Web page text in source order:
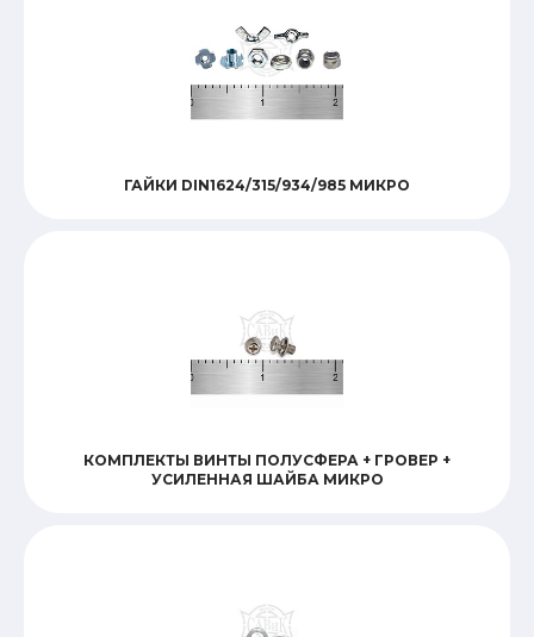
ГАЙКИ DIN1624/315/934/985 МИКРО
КОМПЛЕКТЫ ВИНТЫ ПОЛУСФЕРА + ГРОВЕР +
УСИЛЕННАЯ ШАЙБА МИКРО